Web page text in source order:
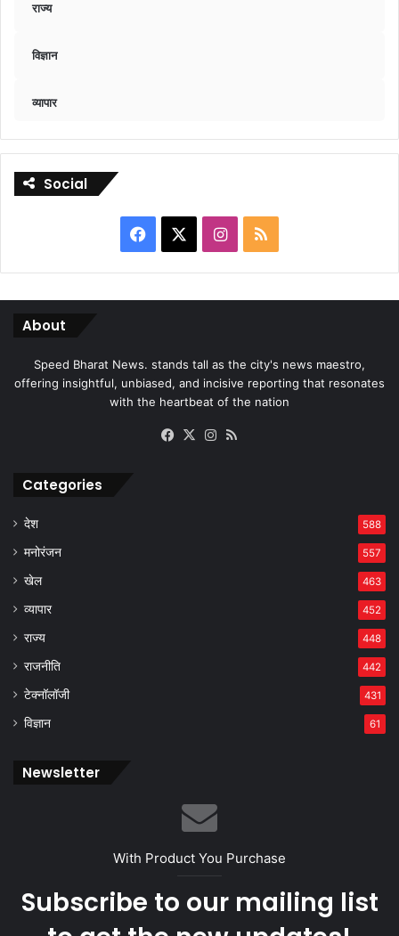
राज्य
विज्ञान
व्यापार
Social
Facebook Instagram
RSS
About
Speed Bharat News. stands tall as the city's news maestro,
offering insightful, unbiased, and incisive reporting that resonates
with the heartbeat of the nation
Facebook
X Instagram
Categories
देश 588
मनोरंजन 557
खेल 463
व्यापार 452
राज्य 448
राजनीति 442
टेक्नॉलॉजी 431
विज्ञान 61
Newsletter
With Product You Purchase
Subscribe to our mailing list